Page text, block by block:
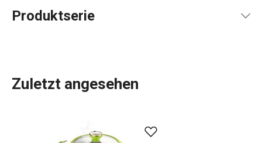
Produktserie
Küchenutensilien, die die Arbeit in der Küche
Zuletzt angesehen